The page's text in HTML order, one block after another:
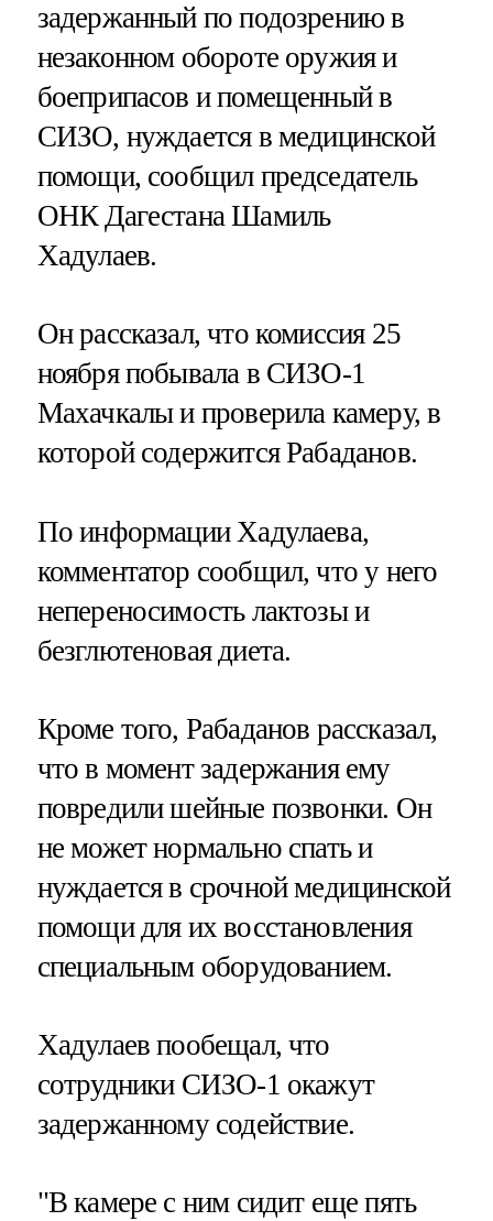
задержанный по подозрению в
незаконном обороте оружия и
боеприпасов и помещенный в
СИЗО, нуждается в медицинской
помощи, сообщил председатель
ОНК Дагестана Шамиль
Хадулаев.
Он рассказал, что комиссия 25
ноября побывала в СИЗО-1
Махачкалы и проверила камеру, в
которой содержится Рабаданов.
По информации Хадулаева,
комментатор сообщил, что у него
непереносимость лактозы и
безглютеновая диета.
Кроме того, Рабаданов рассказал,
что в момент задержания ему
повредили шейные позвонки. Он
не может нормально спать и
нуждается в срочной медицинской
помощи для их восстановления
специальным оборудованием.
Хадулаев пообещал, что
сотрудники СИЗО-1 окажут
задержанному содействие.
"В камере с ним сидит еще пять